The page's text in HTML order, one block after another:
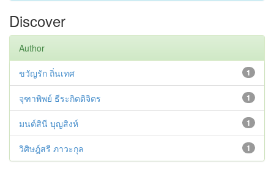
Discover
Author
1
ขวัญรัก ถิ่นเทศ
1
จุฑาพิพย์ ธีระกิตติจิตร
1
มนต์สินี บุญสิงห์
1
วิศิษฎ์สรี ภาวะกุล